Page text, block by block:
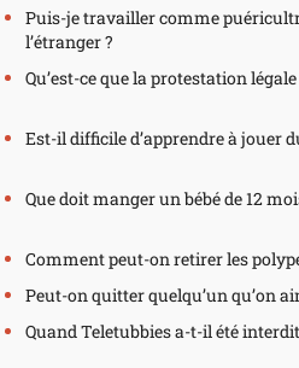
Puis-je travailler comme
l’étranger ?
Qu’est-ce que la protestation légale
Est-il difficile d’apprendre à jouer
Que doit manger un bébé de 12
Comment peut-on retirer les
Peut-on quitter quelqu’un qu’on
Quand Teletubbies a-t-il été